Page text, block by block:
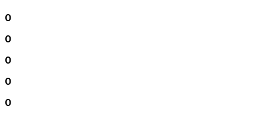
0
0
0
0
0